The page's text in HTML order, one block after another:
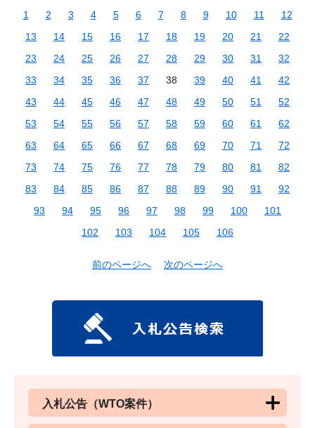
1 2 3 4 5 6 7 8 9 10 11
12
13
14 15 16 17 18 19 20 21
22
23
24 25 26 27 28 29 30 31
32
33
34 35 36 37 38 39 40 41
42
43
44 45 46 47 48 49 50 51
52
53
54 55 56 57 58 59 60 61
62
63
64 65 66 67 68 69 70 71
72
73
74 75 76 77 78 79 80 81
82
83
84 85 86 87 88 89 90 91
92
93
94 95 96 97 98 99 100
101
102
103 104 105 106
前のページへ 次のページへ
入札公告（WTO案件）